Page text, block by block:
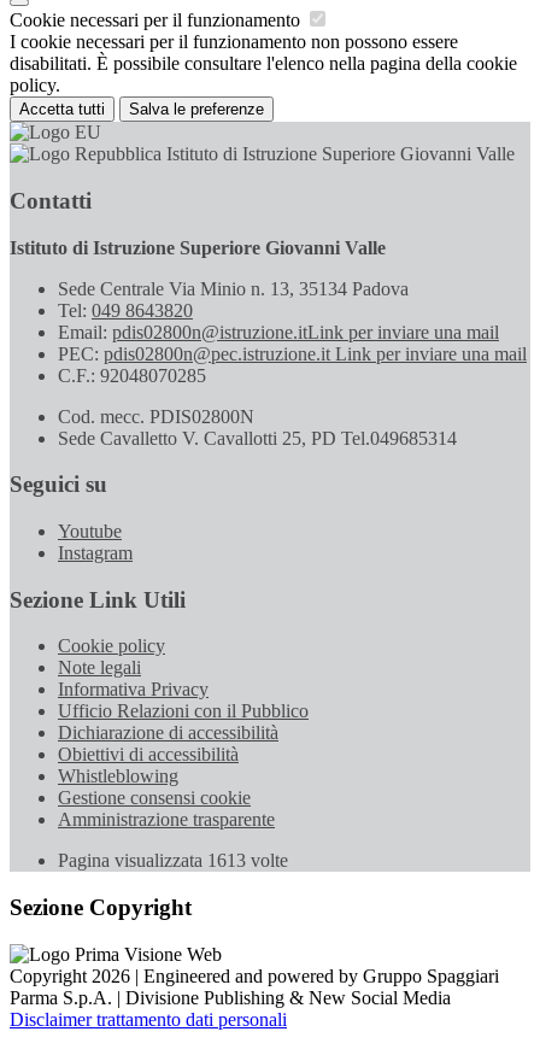
Cookie necessari per il funzionamento
I cookie necessari per il funzionamento non possono essere
disabilitati. È possibile consultare l'elenco nella pagina della cookie
policy.
Accetta tutti Salva le preferenze
Istituto di Istruzione Superiore Giovanni Valle
Contatti
Istituto di Istruzione Superiore Giovanni Valle
Sede Centrale Via Minio n. 13, 35134 Padova
Tel: 049 8643820
Email: pdis02800n@istruzione.itLink per inviare una mail
PEC: pdis02800n@pec.istruzione.it Link per inviare una mail
C.F.: 92048070285
Cod. mecc. PDIS02800N
Sede Cavalletto V. Cavallotti 25, PD Tel.049685314
Seguici su
Youtube
Instagram
Sezione Link Utili
Cookie policy
Note legali
Informativa Privacy
Ufficio Relazioni con il Pubblico
Dichiarazione di accessibilità
Obiettivi di accessibilità
Whistleblowing
Gestione consensi cookie
Amministrazione trasparente
Pagina visualizzata 1613 volte
Sezione Copyright
Copyright 2026 | Engineered and powered by Gruppo Spaggiari
Parma S.p.A. | Divisione Publishing & New Social Media
Disclaimer trattamento dati personali